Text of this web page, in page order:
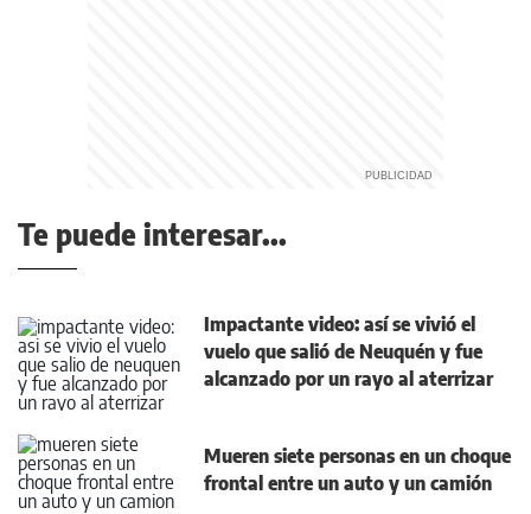
Te puede interesar...
Impactante video: así se vivió el
vuelo que salió de Neuquén y fue
alcanzado por un rayo al aterrizar
Mueren siete personas en un choque
frontal entre un auto y un camión